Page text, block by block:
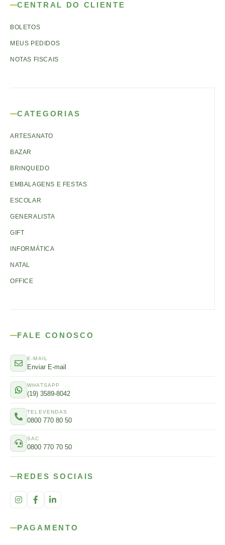
CENTRAL DO CLIENTE
BOLETOS
MEUS PEDIDOS
NOTAS FISCAIS
CATEGORIAS
ARTESANATO
BAZAR
BRINQUEDO
EMBALAGENS E FESTAS
ESCOLAR
GENERALISTA
GIFT
INFORMÁTICA
NATAL
OFFICE
FALE CONOSCO
E-MAIL
Enviar E-mail
WHATSAPP
(19) 3589-8042
TELEVENDAS
0800 770 80 50
SAC
0800 770 70 50
REDES SOCIAIS
PAGAMENTO